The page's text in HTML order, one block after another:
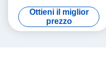
Body Gcr 15 per la ruota di
riserva di Deburrer della
lama per il tubo d'acciaio con
Ottieni il miglior
prezzo